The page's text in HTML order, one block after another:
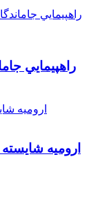
راهپيمايي
اروميه